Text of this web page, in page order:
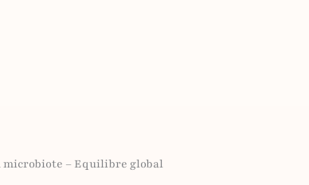
– Equilibre global